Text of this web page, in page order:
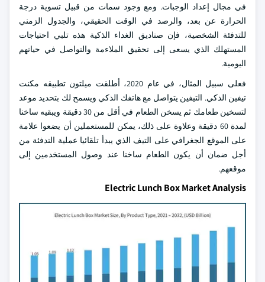
في مجال إعداد الوجبات. ومع وجود سمات من قبيل تسوية درجة
الحرارة عن بعد، والرصد في الوقت الحقيقي، والجدول الزمني
للتدفئة الشخصية، فإن صناديق الغداء الذكية هذه تلبي احتياجات
المستهلك الذي يسعى إلى تحقيق الملاءمة والتواصل في حياتهم
اليومية.
فعلى سبيل المثال، في عام 2020، أطلقت ميلتون تطبيقه مكنت
تيفين الذكي. التيفين يتواصل مع هاتفك الذكي ويسمح لك بتحديد موعد
لتسخين طعامك ثم يسخن الطعام في أقل من 30 دقيقة ويبقيه ساخنا
لمدة 60 دقيقة وعلاوة على ذلك، يمكن للمستعملين أن يضعوا علامة
على الموقع الجغرافي على التيف الذي يبدأ تلقائيا عملية التدفئة من
أجل ضمان أن يكون الطعام ساخنا عند وصول المستخدمين إلى
موقعهم.
Electric Lunch Box Market Analysis